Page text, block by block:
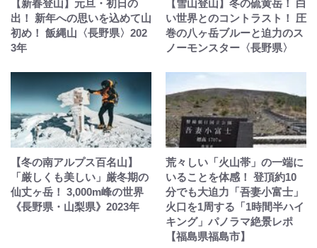
【新春登山】元旦・初日の
出！ 新年への思いを込めて山
初め！ 飯縄山〈長野県〉202
3年
【雪山登山】冬の硫黄岳！ 白
い世界とのコントラスト！ 圧
巻の八ヶ岳ブルーと迫力のス
ノーモンスター〈長野県〉
【冬の南アルプス百名山】
「厳しくも美しい」厳冬期の
仙丈ヶ岳！ 3,000m峰の世界
《長野県・山梨県》2023年
荒々しい「火山帯」の一端に
いることを体感！ 登頂約10
分でも大迫力「吾妻小富士」
火口を1周する「1時間半ハイ
キング」パノラマ絶景レポ
【福島県福島市】